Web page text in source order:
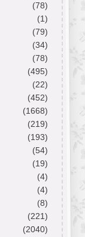
(78)
(1)
(79)
(34)
(78)
(495)
(22)
(452)
(1668)
(219)
(193)
(54)
(19)
(4)
(4)
(8)
(221)
(2040)